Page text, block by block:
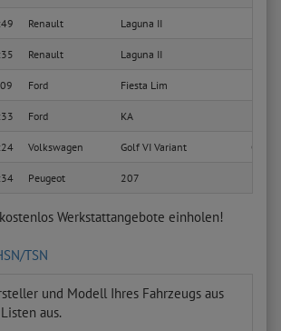
Renault Laguna II
Renault Laguna II
Ford Fiesta Lim
Ford KA
Volkswagen Golf VI Variant
Peugeot 207
Werkstattangebote einholen!
TSN
und Modell Ihres Fahrzeugs aus
aus.